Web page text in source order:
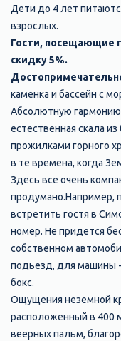
Дети до 4 лет
взрослых.
Гости, посещающие
скидку 5%.
каменка и бассейн с
Абсолютную
естественная скала
прожилками горного
в те времена, когда
Здесь все очень
продумано.Например,
встретить гостя в
номер. Не придется
собственном
подьезд, для машины -
бокс.
Ощущения неземной
расположенный в 400
веерных пальм,